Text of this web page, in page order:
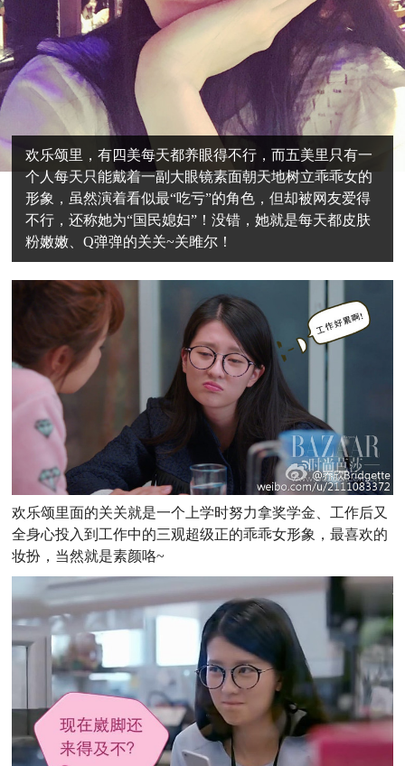
欢乐颂里，有四美每天都养眼得不行，而五美里只有一
个人每天只能戴着一副大眼镜素面朝天地树立乖乖女的
形象，虽然演着看似最“吃亏”的角色，但却被网友爱得
不行，还称她为“国民媳妇”！没错，她就是每天都皮肤
粉嫩嫩、Q弹弹的关关~关雎尔！
欢乐颂里面的关关就是一个上学时努力拿奖学金、工作后又
全身心投入到工作中的三观超级正的乖乖女形象，最喜欢的
妆扮，当然就是素颜咯~